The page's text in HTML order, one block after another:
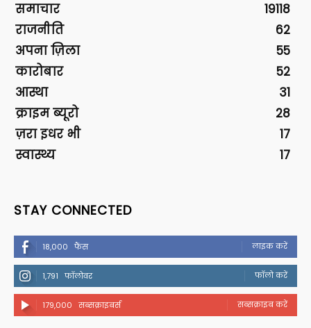
समाचार
19118
राजनीति
62
अपना ज़िला
55
कारोबार
52
आस्था
31
क्राइम ब्यूरो
28
ज़रा इधर भी
17
स्वास्थ्य
17
STAY CONNECTED
18,000 फैंस लाइक करें
1,791 फॉलोवर फॉलो करें
179,000 सब्सक्राइबर्स सब्सक्राइब करें